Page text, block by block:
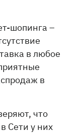
шопинга –
в любое
в
что
Сети у них